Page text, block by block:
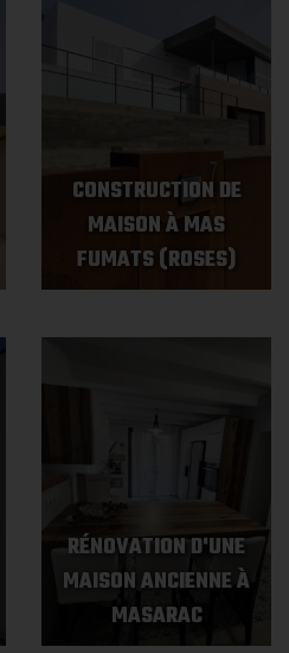
CONSTRUCTION DE
MAISON À MAS
FUMATS (ROSES)
RÉNOVATION D'UNE
MAISON ANCIENNE À
MASARAC